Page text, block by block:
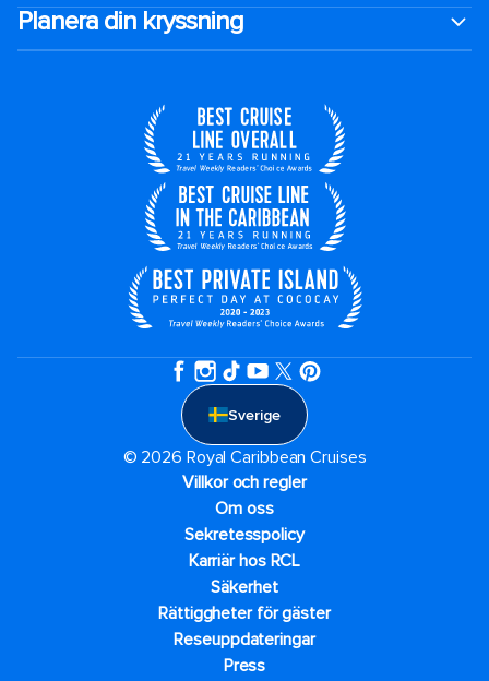
Planera din kryssning
Sverige
© 2026 Royal Caribbean Cruises
Villkor och regler
Om oss
Sekretesspolicy
Karriär hos RCL
Säkerhet
Rättiggheter för gäster
Reseuppdateringar​
Press